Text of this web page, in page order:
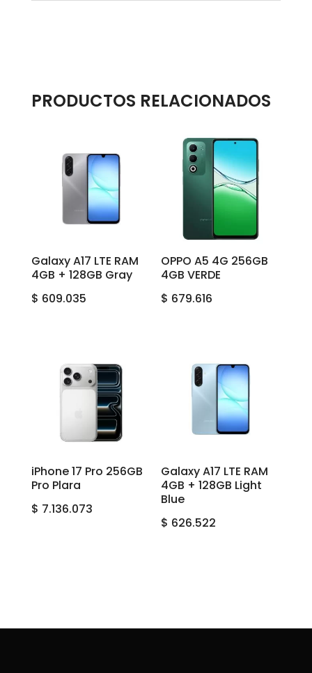
PRODUCTOS RELACIONADOS
Galaxy A17 LTE RAM
4GB + 128GB Gray
$ 609.035
OPPO A5 4G 256GB
4GB VERDE
$ 679.616
iPhone 17 Pro 256GB
Pro Plara
$ 7.136.073
Galaxy A17 LTE RAM
4GB + 128GB Light
Blue
$ 626.522